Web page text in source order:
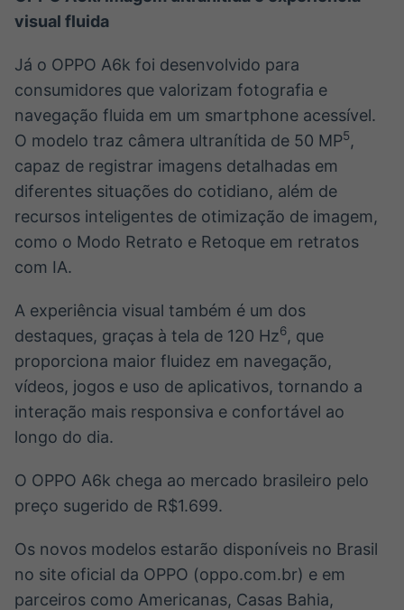
visual fluida
Já o OPPO A6k foi desenvolvido para
consumidores que valorizam fotografia e
navegação fluida em um smartphone acessível.
O modelo traz câmera ultranítida de 50 MP5,
capaz de registrar imagens detalhadas em
diferentes situações do cotidiano, além de
recursos inteligentes de otimização de imagem,
como o Modo Retrato e Retoque em retratos
com IA.
A experiência visual também é um dos
destaques, graças à tela de 120 Hz6, que
proporciona maior fluidez em navegação,
vídeos, jogos e uso de aplicativos, tornando a
interação mais responsiva e confortável ao
longo do dia.
O OPPO A6k chega ao mercado brasileiro pelo
preço sugerido de R$1.699.
Os novos modelos estarão disponíveis no Brasil
no site oficial da OPPO (oppo.com.br) e em
parceiros como Americanas, Casas Bahia,